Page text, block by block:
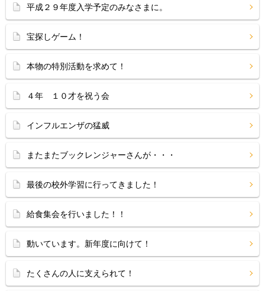
平成２９年度入学予定のみなさまに。
宝探しゲーム！
本物の特別活動を求めて！
４年 １０才を祝う会
インフルエンザの猛威
またまたブックレンジャーさんが・・・
最後の校外学習に行ってきました！
給食集会を行いました！！
動いています。新年度に向けて！
たくさんの人に支えられて！